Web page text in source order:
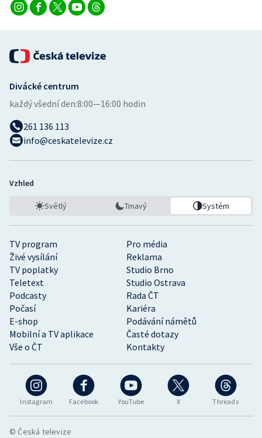
Vodní slalom
Ostatní
Instagram Facebook YouTube X Threads
TV program
Pro média
Živé vysílání
Reklama
TV poplatky
Studio Brno
Teletext
Studio Ostrava
Podcasty
Rada ČT
Počasí
Kariéra
E-shop
Podávání námětů
Mobilní a TV aplikace
Časté dotazy
Vše o ČT
Kontakty
Divácké centrum
každý všední den:8:00—16:00 hodin
261 136 113
info@ceskatelevize.cz
Vzhled
Světlý Tmavý Systém
© Česká televize